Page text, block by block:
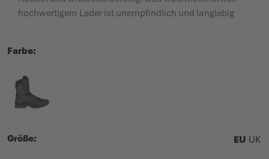
hochwertigem Leder ist unempfindlich und langlebig
Farbe
Größe EU UK